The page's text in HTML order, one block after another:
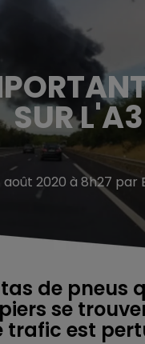
SUR
août 2020 à 8h27 par
de pneus
se
trafic est